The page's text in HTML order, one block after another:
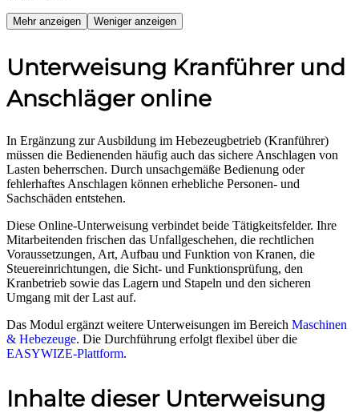
Mehr anzeigen Weniger anzeigen
Unterweisung Kranführer und
Anschläger online
In Ergänzung zur Ausbildung im Hebezeugbetrieb (Kranführer)
müssen die Bedienenden häufig auch das sichere Anschlagen von
Lasten beherrschen. Durch unsachgemäße Bedienung oder
fehlerhaftes Anschlagen können erhebliche Personen- und
Sachschäden entstehen.
Diese Online-Unterweisung verbindet beide Tätigkeitsfelder. Ihre
Mitarbeitenden frischen das Unfallgeschehen, die rechtlichen
Voraussetzungen, Art, Aufbau und Funktion von Kranen, die
Steuereinrichtungen, die Sicht- und Funktionsprüfung, den
Kranbetrieb sowie das Lagern und Stapeln und den sicheren
Umgang mit der Last auf.
Das Modul ergänzt weitere Unterweisungen im Bereich Maschinen
& Hebezeuge. Die Durchführung erfolgt flexibel über die
EASYWIZE-Plattform.
Inhalte dieser Unterweisung